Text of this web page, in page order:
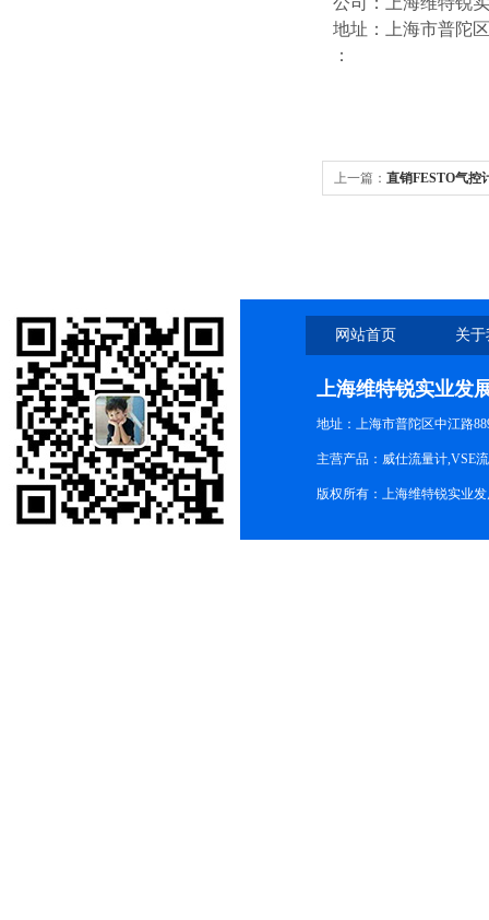
地址：上海市普陀
：
上一篇： 直销FESTO气控
网站首页 关
上海维特锐实业发
地址：上海市普陀区中江路
主营产品：威仕流量计,VSE
版权所有：上海维特锐实业